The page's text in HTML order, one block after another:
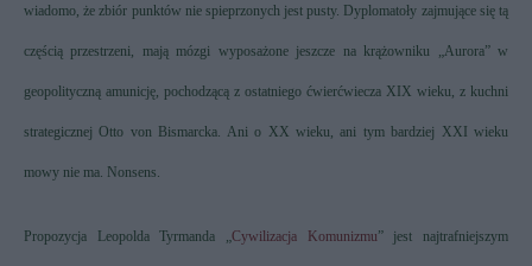
wiadomo, że zbiór punktów nie spieprzonych jest pusty. Dyplomatoły zajmujące się tą
częścią przestrzeni, mają mózgi wyposażone jeszcze na krążowniku „Aurora” w
geopolityczną amunicję, pochodzącą z ostatniego ćwierćwiecza XIX wieku, z kuchni
strategicznej Otto von Bismarcka. Ani o XX wieku, ani tym bardziej XXI wieku
mowy nie ma. Nonsens.
Propozycja Leopolda Tyrmanda „ Cywilizacja Komunizmu” jest najtrafniejszym